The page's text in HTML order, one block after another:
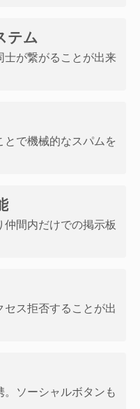
テム
士が繋がることが出来
で機械的なスパムを
間内だけでの掲示板
ス拒否することが出
ソーシャルボタンも